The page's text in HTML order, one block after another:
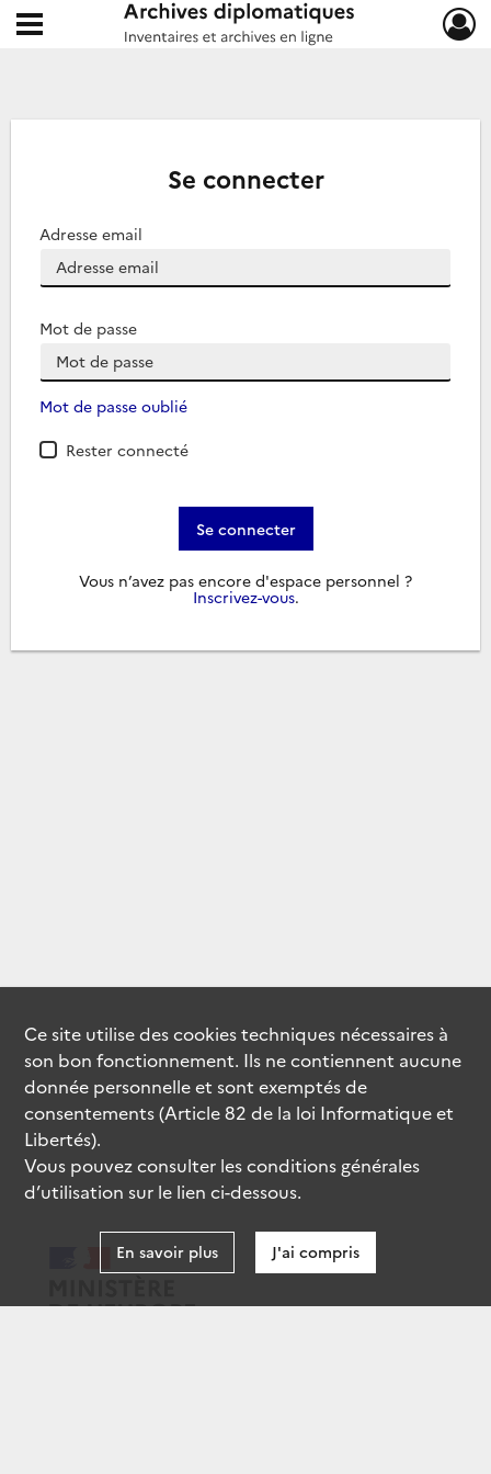
Archives diplomatiques
Ouvrir le menu déroulant
Se connecter
Adresse email
Mot de passe
Mot de passe oublié
Rester connecté
Se connecter
Vous n’avez pas encore d'espace personnel ?
Inscrivez-vous.
Ce site utilise descookiestechniques nécessaires à
son bon fonctionnement. Ils ne contiennent aucune
donnée personnelle et sont exemptés de
consentements (Article 82 de la loi Informatique et
Libertés).
Vous pouvez consulter les conditions générales
d’utilisation sur le lien ci-dessous.
En savoir plus J'ai compris